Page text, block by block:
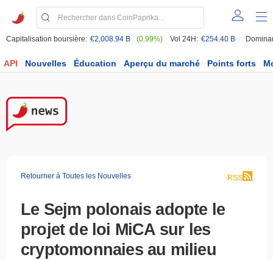
Capitalisation boursière: €2,008.94 B (0.99%) Vol 24H: €254.40 B
API Nouvelles Éducation Aperçu du marché Points forts
Retourner à Toutes les Nouvelles RSS
Le Sejm polonais adopte le
projet de loi MiCA sur les
cryptomonnaies au milieu